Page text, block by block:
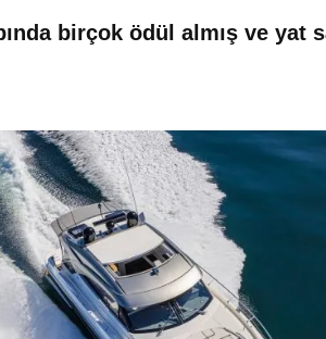
birçok ödül almış ve yat